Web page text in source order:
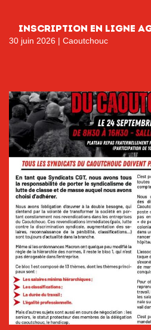
INSCRIPTION EN LIGNE
30 juin 2026 | Caoutchouc